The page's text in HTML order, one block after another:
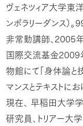
ヴェネツィア大学東
ンポラリーダンス）。
非常勤講師、2005
国際交流基金2009
物館にて「身体論と
マンスとテキストにお
現在、 早稲田大学
研究員、トリアー大